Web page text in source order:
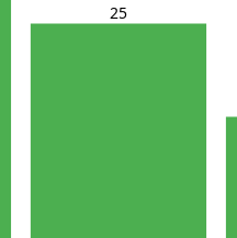
25